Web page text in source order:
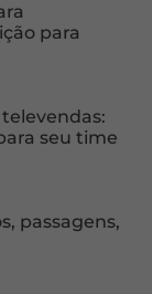
para
seu time
passagens,